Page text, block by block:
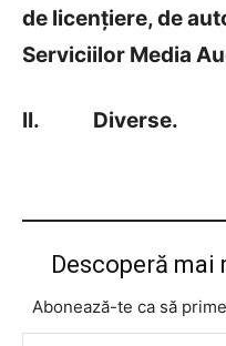
de licențiere, de
Serviciilor Media
II. Diverse.
Descoperă mai
Abonează-te ca să
Tastează emailul tău...